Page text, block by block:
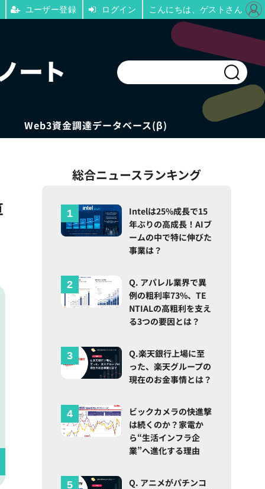
Web3資金調達データベース(β)
総合ニュースランキング
Intelは25%成長で15
年ぶりの高成長！AIブ
ームの中で特に伸びた
事業は？
Q. アパレル業界で異
例の粗利率73%、TE
NTIALの高粗利を支え
る3つの要因とは？
Q.楽天銀行上場に至
った、楽天グループの
現在のお金事情とは？
ビックカメラの快進撃
は続くのか？家電か
ら“生活インフラ企
業”へ進化する理由
Q. アニメがパチンコ
ユーザー登録 ログイン こんにちは、ゲストさん